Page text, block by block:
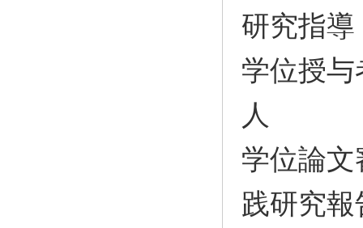
研究指
学位授
人
学位論
践研究